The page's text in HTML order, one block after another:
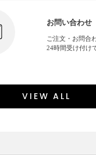
お問い合わせ
ご注文・お問合
24時間受け付け
VIEW ALL